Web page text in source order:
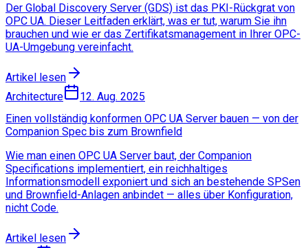
Der Global Discovery Server (GDS) ist das PKI-Rückgrat von
OPC UA. Dieser Leitfaden erklärt, was er tut, warum Sie ihn
brauchen und wie er das Zertifikatsmanagement in Ihrer OPC-
UA-Umgebung vereinfacht.
Artikel lesen
Architecture
12. Aug. 2025
Einen vollständig konformen OPC UA Server bauen — von der
Companion Spec bis zum Brownfield
Wie man einen OPC UA Server baut, der Companion
Specifications implementiert, ein reichhaltiges
Informationsmodell exponiert und sich an bestehende SPSen
und Brownfield-Anlagen anbindet — alles über Konfiguration,
nicht Code.
Artikel lesen